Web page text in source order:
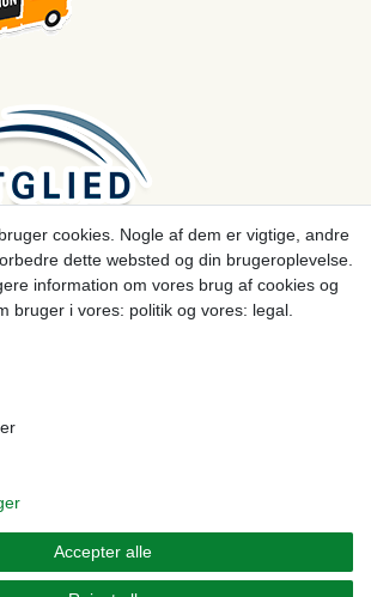
from contract here Kontakt
cookies. Nogle af dem er vigtige, andre
dette websted og din brugeroplevelse.
information om vores brug af cookies og
bruger i vores: politik og vores: legal.
Accepter alle